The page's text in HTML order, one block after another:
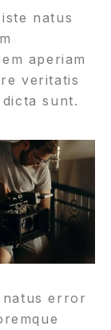
natus
aperiam
veritatis
sunt.
error